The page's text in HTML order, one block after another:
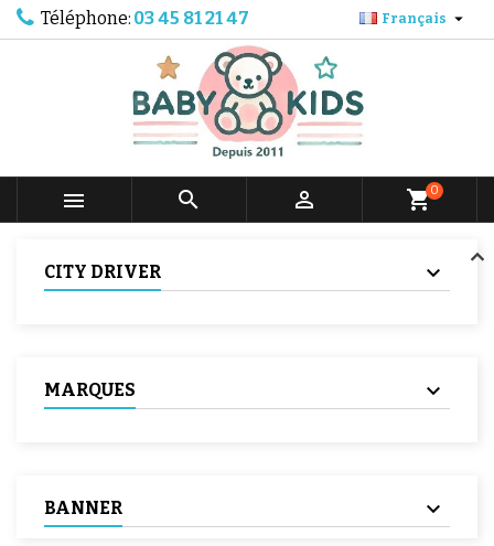
Téléphone: 03 45 81 21 47 Français 
   shopping_cart0
CITY DRIVER
MARQUES
BANNER